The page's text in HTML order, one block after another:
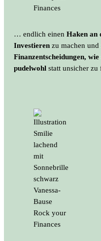
… endlich einen Haken an
Investieren zu machen und
Finanzentscheidungen,
pudelwohl statt unsicher